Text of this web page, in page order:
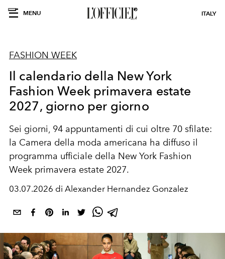
MENU ITALY
FASHION WEEK
Il calendario della New York
Fashion Week primavera estate
2027, giorno per giorno
Sei giorni, 94 appuntamenti di cui oltre 70 sfilate:
la Camera della moda americana ha diffuso il
programma ufficiale della New York Fashion
Week primavera estate 2027.
03.07.2026 di Alexander Hernandez Gonzalez